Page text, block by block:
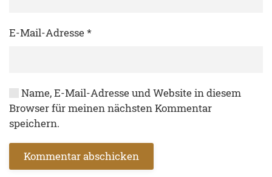
E-Mail-Adresse*
Name, E-Mail-Adresse und Website in diesem
Browser für meinen nächsten Kommentar
speichern.
Kommentar abschicken